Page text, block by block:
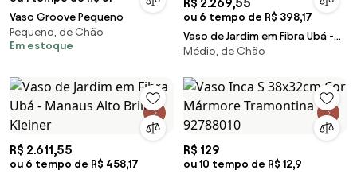
Vaso Groove Pequeno
Pequeno, de Chão
Em estoque
R$ 2.269,55
ou 6 tempo de R$ 398,17
Vaso de Jardim em Fibra Ubá -
Salar Kleiner
Médio, de Chão
R$ 2.611,55
ou 6 tempo de R$ 458,17
R$ 129
ou 10 tempo de R$ 12,9